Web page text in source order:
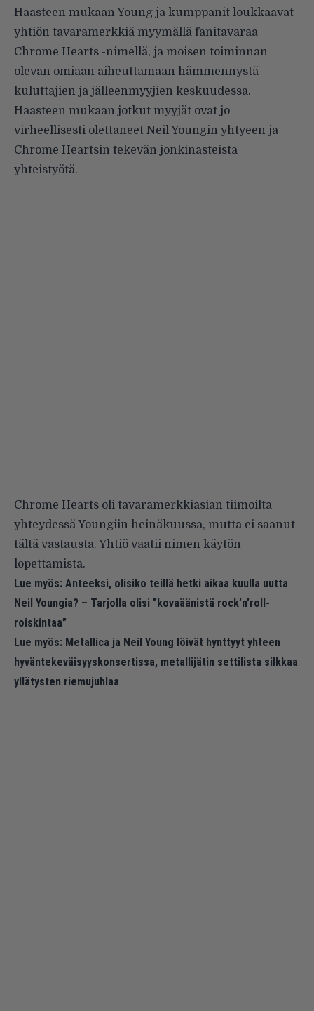
Haasteen mukaan Young ja kumppanit loukkaavat
yhtiön tavaramerkkiä myymällä fanitavaraa
Chrome Hearts -nimellä, ja moisen toiminnan
olevan omiaan aiheuttamaan hämmennystä
kuluttajien ja jälleenmyyjien keskuudessa.
Haasteen mukaan jotkut myyjät ovat jo
virheellisesti olettaneet Neil Youngin yhtyeen ja
Chrome Heartsin tekevän jonkinasteista
yhteistyötä.
Chrome Hearts oli tavaramerkkiasian tiimoilta
yhteydessä Youngiin heinäkuussa, mutta ei saanut
tältä vastausta. Yhtiö vaatii nimen käytön
lopettamista.
Lue myös: Anteeksi, olisiko teillä hetki aikaa kuulla uutta
Neil Youngia? – Tarjolla olisi ”kovaäänistä rock’n’roll-
roiskintaa”
Lue myös: Metallica ja Neil Young löivät hynttyyt yhteen
hyväntekeväisyyskonsertissa, metallijätin settilista silkkaa
yllätysten riemujuhlaa